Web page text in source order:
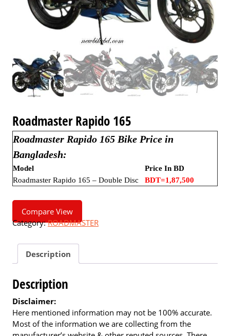
Roadmaster Rapido 165
Roadmaster Rapido 165 Bike Price in
Bangladesh:
Model
Price In BD
Roadmaster Rapido 165 – Double Disc
BDT=1,87,500
Compare View
Category:ROADMASTER
Description
Description
Disclaimer:
Here mentioned information may not be 100% accurate.
Most of the information we are collecting from the